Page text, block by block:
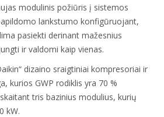
modulinis požiūris į sistemos
lankstumo konfigūruojant,
pasiekti derinant mažesnius
ir valdomi kaip vienas.
dizaino sraigtiniai kompresoriai ir
kurios GWP rodiklis yra 70 %
tris bazinius modulius, kurių
kW.